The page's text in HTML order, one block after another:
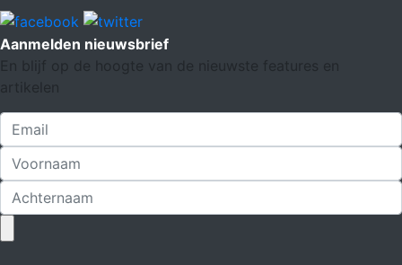
Aanmelden nieuwsbrief
En blijf op de hoogte van de nieuwste features en
artikelen